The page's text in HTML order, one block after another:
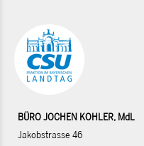
BÜRO JOCHEN KOHLER, MdL
Jakobstrasse 46